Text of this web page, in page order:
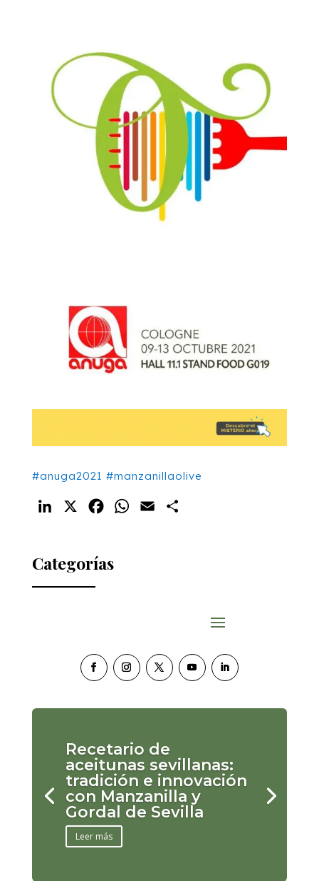
#anuga2021 #manzanillaolive
LinkedIn FacebookWhatsApp
Email
Categorías
Recetario de
aceitunas sevillanas:
tradición e innovación
con Manzanilla y
Gordal de Sevilla
Leer más